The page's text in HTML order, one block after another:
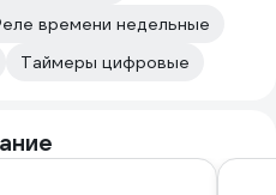
времени недельные
Таймеры цифровые